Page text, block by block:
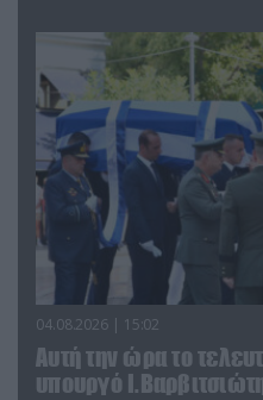
04.08.2026 | 15:02
Αυτή την ώρα το
υπουργό